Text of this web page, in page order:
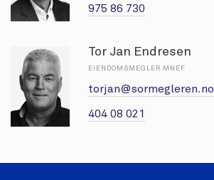
975 86 730
Tor Jan Endresen
EIENDOMSMEGLER MNEF
torjan@sormegleren.no
404 08 021